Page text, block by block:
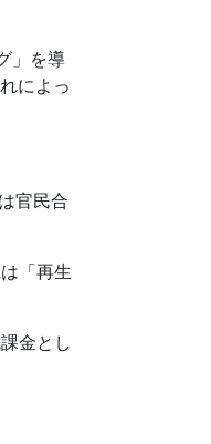
」を導
によっ
官民合
「再生
金とし